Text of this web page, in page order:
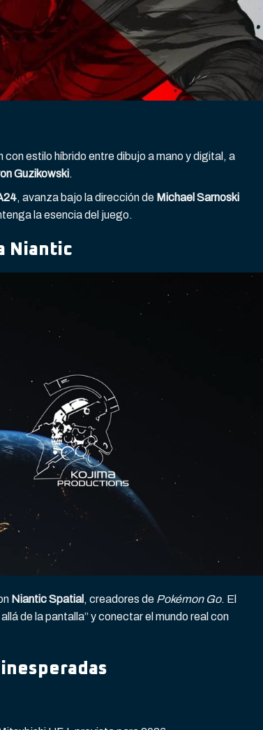
con estilo híbrido entre dibujo a mano y digital, a
Guzikowski.
, avanza bajo la dirección de Michael Sarnoski
la esencia del juego.
Niantic
Niantic Spatial , creadores de Pokémon Go. El
de la pantalla” y conectar el mundo real con